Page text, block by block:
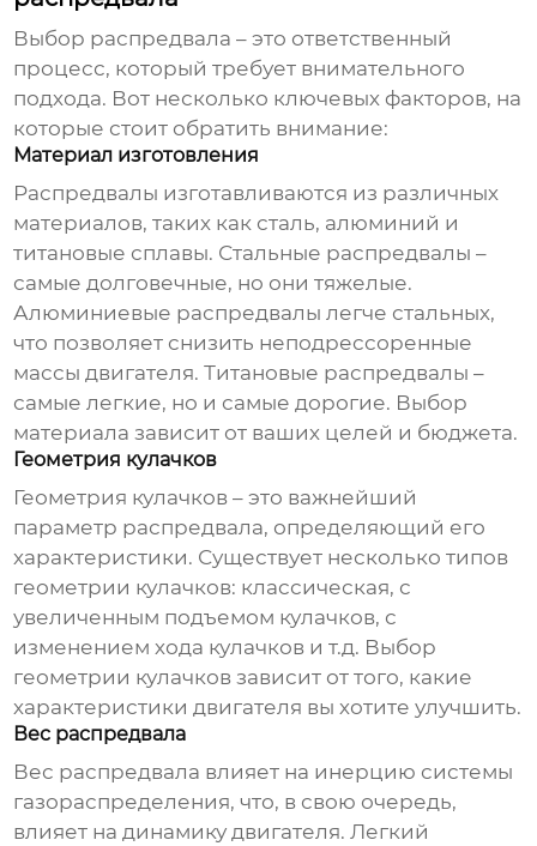
Выбор распредвала – это ответственный
процесс, который требует внимательного
подхода. Вот несколько ключевых факторов, на
которые стоит обратить внимание:
Материал изготовления
Распредвалы изготавливаются из различных
материалов, таких как сталь, алюминий и
титановые сплавы. Стальные распредвалы –
самые долговечные, но они тяжелые.
Алюминиевые распредвалы легче стальных,
что позволяет снизить неподрессоренные
массы двигателя. Титановые распредвалы –
самые легкие, но и самые дорогие. Выбор
материала зависит от ваших целей и бюджета.
Геометрия кулачков
Геометрия кулачков – это важнейший
параметр распредвала, определяющий его
характеристики. Существует несколько типов
геометрии кулачков: классическая, с
увеличенным подъемом кулачков, с
изменением хода кулачков и т.д. Выбор
геометрии кулачков зависит от того, какие
характеристики двигателя вы хотите улучшить.
Вес распредвала
Вес распредвала влияет на инерцию системы
газораспределения, что, в свою очередь,
влияет на динамику двигателя. Легкий